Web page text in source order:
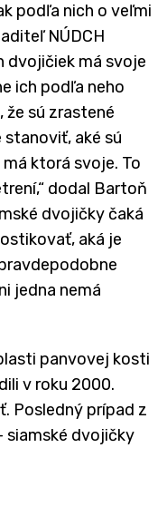
podľa nich o veľmi
NÚDCH
dvojičiek má svoje
ich podľa neho
že sú zrastené
stanoviť, aké sú
ktorá svoje. To
dodal Bartoň
dvojičky čaká
aká je
jedna nemá
panvovej kosti
v roku 2000.
Posledný prípad z
siamské dvojičky